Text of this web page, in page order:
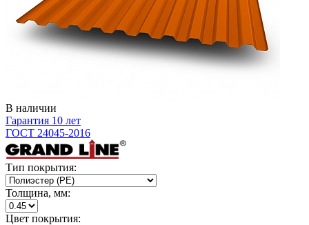
В наличии
Гарантия 10 лет
ГОСТ 24045-2016
Тип покрытия:
Толщина, мм:
Цвет покрытия: